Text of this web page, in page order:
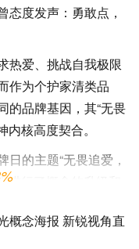
态度发声：勇敢点，
热爱、挑战自我极限
作为个护家清类品
的品牌基因，其“无畏
内核高度契合。
的主题“无畏追爱，
进行了概念的升级和
概念海报 新锐视角直